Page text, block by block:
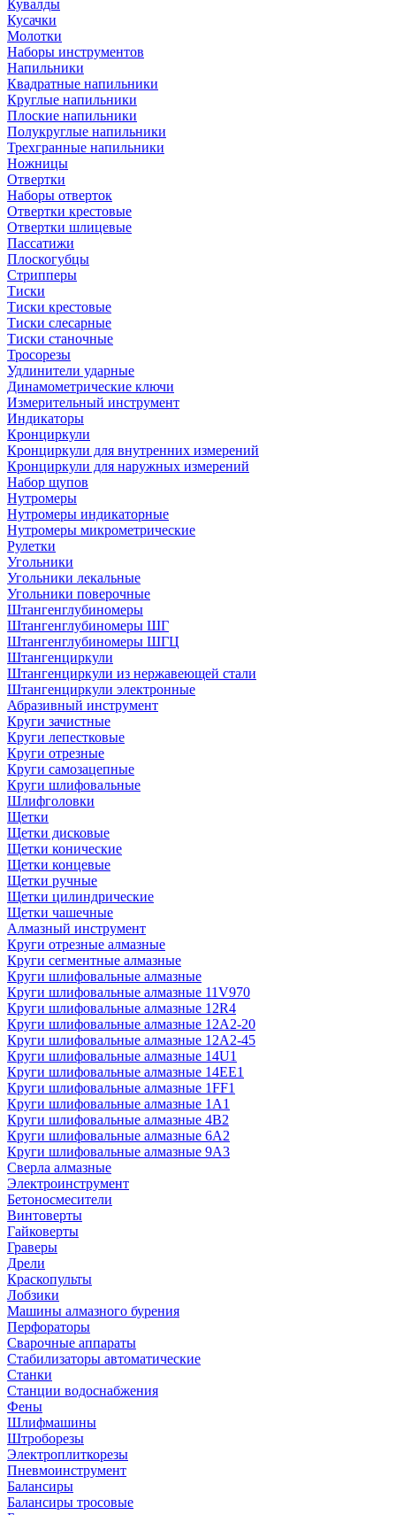
Кувалды
Кусачки
Молотки
Наборы инструментов
Напильники
Квадратные напильники
Круглые напильники
Плоские напильники
Полукруглые напильники
Трехгранные напильники
Ножницы
Отвертки
Наборы отверток
Отвертки крестовые
Отвертки шлицевые
Пассатижи
Плоскогубцы
Стрипперы
Тиски
Тиски крестовые
Тиски слесарные
Тиски станочные
Тросорезы
Удлинители ударные
Динамометрические ключи
Измерительный инструмент
Индикаторы
Кронциркули
Кронциркули для внутренних измерений
Кронциркули для наружных измерений
Набор щупов
Нутромеры
Нутромеры индикаторные
Нутромеры микрометрические
Рулетки
Угольники
Угольники лекальные
Угольники поверочные
Штангенглубиномеры
Штангенглубиномеры ШГ
Штангенглубиномеры ШГЦ
Штангенциркули
Штангенциркули из нержавеющей стали
Штангенциркули электронные
Абразивный инструмент
Круги зачистные
Круги лепестковые
Круги отрезные
Круги самозацепные
Круги шлифовальные
Шлифголовки
Щетки
Щетки дисковые
Щетки конические
Щетки концевые
Щетки ручные
Щетки цилиндрические
Щетки чашечные
Алмазный инструмент
Круги отрезные алмазные
Круги сегментные алмазные
Круги шлифовальные алмазные
Круги шлифовальные алмазные 11V970
Круги шлифовальные алмазные 12R4
Круги шлифовальные алмазные 12А2-20
Круги шлифовальные алмазные 12А2-45
Круги шлифовальные алмазные 14U1
Круги шлифовальные алмазные 14ЕЕ1
Круги шлифовальные алмазные 1FF1
Круги шлифовальные алмазные 1А1
Круги шлифовальные алмазные 4В2
Круги шлифовальные алмазные 6A2
Круги шлифовальные алмазные 9А3
Сверла алмазные
Электроинструмент
Бетоносмесители
Винтоверты
Гайковерты
Граверы
Дрели
Краскопульты
Лобзики
Машины алмазного бурения
Перфораторы
Сварочные аппараты
Стабилизаторы автоматические
Станки
Станции водоснабжения
Фены
Шлифмашины
Штроборезы
Электроплиткорезы
Пневмоинструмент
Балансиры
Балансиры тросовые